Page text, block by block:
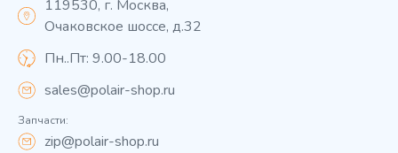
119530, г. Москва,
Очаковское шоссе, д.32
Пн..Пт: 9.00-18.00
sales@polair-shop.ru
Запчасти:
zip@polair-shop.ru